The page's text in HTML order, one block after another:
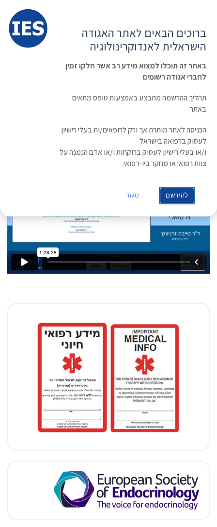
הרשמה ועדכון נתונים
כניסת חברים
ראשי » תעוד מפגש » תיעוד מפגש אנדוקלאב וירטואלי מתאריך 15.2.2026
תיעוד מפגש אנדוקלאב וירטואלי מתאריך
תאריך: 17/02/2026
ברוכים הבאים לאתר האגודה
הישראלית לאנדוקרינולוגיה
באתר זה תוכלו למצוא מידע רב אשר חלקו זמין
לחברי אגודה רשומים
תהליך ההרשמה מתבצע באמצעות טופס מתאים
באתר
הכניסה לאתר מותרת אך ורק לרופאים/ות בעלי רישיון
לעסוק ברפואה בישראל
ו/או בעלי רישיון לעסוק ברוקחות ו/או אדם הנמנה על
צוות רפואי או מחקר ביו-רפואי.
להירשם סגור